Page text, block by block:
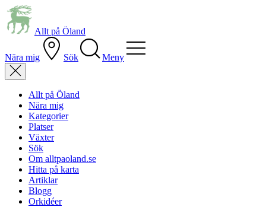
Allt på Öland
Nära mig Sök Meny
Allt på Öland
Nära mig
Kategorier
Platser
Växter
Sök
Om alltpaoland.se
Hitta på karta
Artiklar
Blogg
Orkidéer